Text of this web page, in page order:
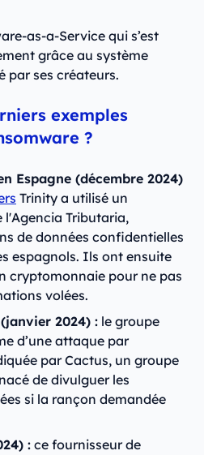
as-a-Service qui s’est
grâce au système
par ses créateurs.
exemples
?
Espagne (décembre 2024)
Trinity a utilisé un
Tributaria,
de données confidentielles
espagnols. Ils ont ensuite
cryptomonnaie pour ne pas
volées.
2024) : le groupe
d’une attaque par
par Cactus, un groupe
de divulguer les
si la rançon demandée
: ce fournisseur de